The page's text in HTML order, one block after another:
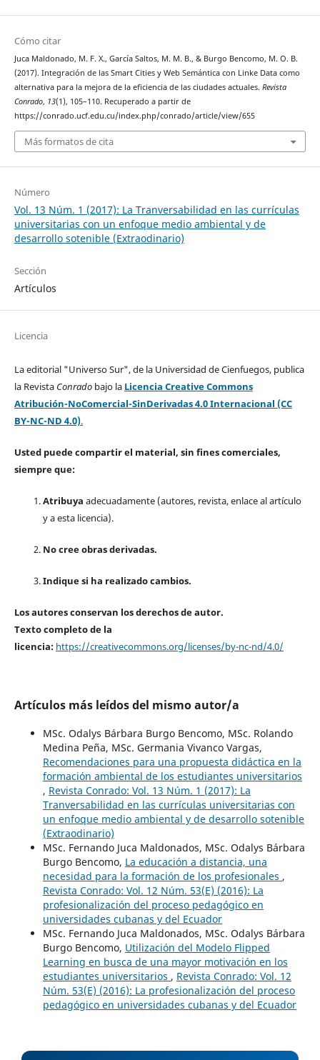
Cómo citar
Juca Maldonado, M. F. X., García Saltos, M. M. B., & Burgo Bencomo, M. O. B.
(2017). Integración de las Smart Cities y Web Semántica con Linke Data como
alternativa para la mejora de la eficiencia de las ciudades actuales. Revista
Conrado, 13(1), 105–110. Recuperado a partir de
https://conrado.ucf.edu.cu/index.php/conrado/article/view/655
Más formatos de cita
Número
Vol. 13 Núm. 1 (2017): La Tranversabilidad en las currículas
universitarias con un enfoque medio ambiental y de
desarrollo sotenible (Extraodinario)
Sección
Artículos
Licencia
La editorial "Universo Sur", de la Universidad de Cienfuegos, publica
la Revista Conradobajo la Licencia Creative Commons
Atribución-NoComercial-SinDerivadas 4.0 Internacional (CC
BY-NC-ND 4.0).
Usted puede compartir el material, sin fines comerciales,
siempre que:
Atribuya adecuadamente (autores, revista, enlace al artículo
y a esta licencia).
No cree obras derivadas.
Indique si ha realizado cambios.
Los autores conservan los derechos de autor.
Texto completo de la
licencia: https://creativecommons.org/licenses/by-nc-nd/4.0/
Artículos más leídos del mismo autor/a
MSc. Odalys Bárbara Burgo Bencomo, MSc. Rolando
Medina Peña, MSc. Germania Vivanco Vargas,
Recomendaciones para una propuesta didáctica en la
formación ambiental de los estudiantes universitarios
, Revista Conrado: Vol. 13 Núm. 1 (2017): La
Tranversabilidad en las currículas universitarias con
un enfoque medio ambiental y de desarrollo sotenible
(Extraodinario)
MSc. Fernando Juca Maldonados, MSc. Odalys Bárbara
Burgo Bencomo, La educación a distancia, una
necesidad para la formación de los profesionales ,
Revista Conrado: Vol. 12 Núm. 53(E) (2016): La
profesionalización del proceso pedagógico en
universidades cubanas y del Ecuador
MSc. Fernando Juca Maldonados, MSc. Odalys Bárbara
Burgo Bencomo, Utilización del Modelo Flipped
Learning en busca de una mayor motivación en los
estudiantes universitarios , Revista Conrado: Vol. 12
Núm. 53(E) (2016): La profesionalización del proceso
pedagógico en universidades cubanas y del Ecuador